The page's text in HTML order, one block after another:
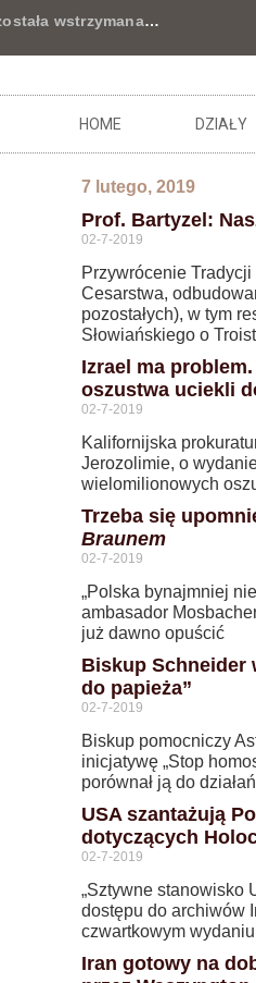
wstrzymana…
HOME DZIAŁY
7 lutego, 2019
Prof. Bartyzel:
02-7-2019
Przywrócenie
Cesarstwa,
pozostałych), w tym
Słowiańskiego o
Izrael ma
oszustwa uciekli
02-7-2019
Kalifornijska
Jerozolimie, o
wielomilionowych
Trzeba się
Braunem
02-7-2019
„Polska bynajmniej
ambasador
już dawno opuścić
Biskup Schneider
do papieża”
02-7-2019
Biskup pomocniczy
inicjatywę „Stop
porównał ją do
USA szantażują
dotyczących
02-7-2019
„Sztywne stanowisko
dostępu do archiwów
czwartkowym
Iran gotowy na